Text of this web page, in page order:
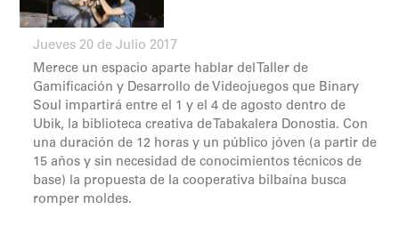
Jueves 20 de Julio 2017
Merece un espacio aparte hablar del Taller de
Gamificación y Desarrollo de Videojuegos que Binary
Soul impartirá entre el 1 y el 4 de agosto dentro de
Ubik, la biblioteca creativa de Tabakalera Donostia. Con
una duración de 12 horas y un público jóven (a partir de
15 años y sin necesidad de conocimientos técnicos de
base) la propuesta de la cooperativa bilbaína busca
romper moldes.